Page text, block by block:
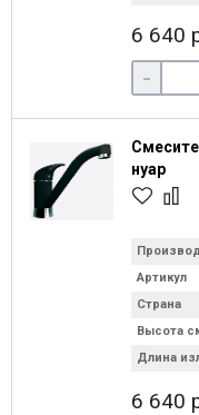
6 640
-
нуар
Артикул
Страна
Высота
Длина
6 640